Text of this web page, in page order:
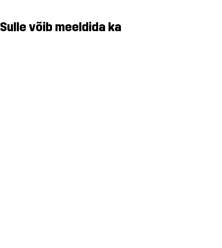
Sulle võib meeldida ka